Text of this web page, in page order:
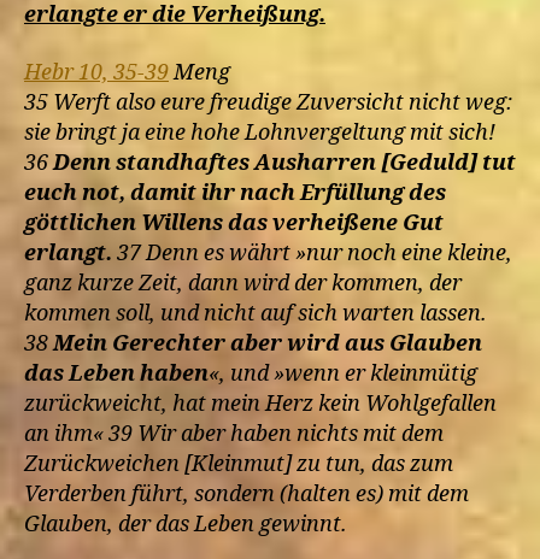
erlangte er die Verheißung.
Hebr 10, 35-39Meng
35 Werft also eure freudige Zuversicht nicht weg:
sie bringt ja eine hohe Lohnvergeltung mit sich!
36Denn standhaftes Ausharren [Geduld] tut
euch not, damit ihr nach Erfüllung des
göttlichen Willens das verheißene Gut
erlangt. 37 Denn es währt »nur noch eine kleine,
ganz kurze Zeit, dann wird der kommen, der
kommen soll, und nicht auf sich warten lassen.
38Mein Gerechter aber wird aus Glauben
das Leben haben«, und »wenn er kleinmütig
zurückweicht, hat mein Herz kein Wohlgefallen
an ihm« 39 Wir aber haben nichts mit dem
Zurückweichen [Kleinmut] zu tun, das zum
Verderben führt, sondern (halten es) mit dem
Glauben, der das Leben gewinnt.